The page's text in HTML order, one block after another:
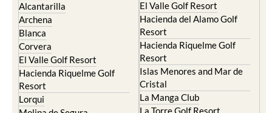
Alcantarilla
Archena
Blanca
Corvera
El Valle Golf Resort
Hacienda Riquelme Golf
Resort
Lorqui
El Valle Golf Resort
Hacienda del Alamo Golf
Resort
Hacienda Riquelme Golf
Resort
Islas Menores and Mar de
Cristal
La Manga Club